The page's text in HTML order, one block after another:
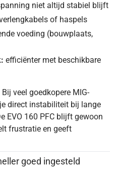
niet altijd stabiel blijft
of haspels
voeding (bouwplaats,
efficiënter met beschikbare
veel goedkopere MIG-
direct instabiliteit bij lange
EVO 160 PFC blijft gewoon
frustratie en geeft
goed ingesteld